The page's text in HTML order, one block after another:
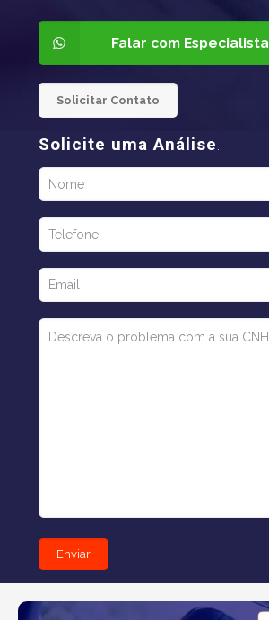
Falar com Especialista
Solicitar Contato
Solicite uma Análise.